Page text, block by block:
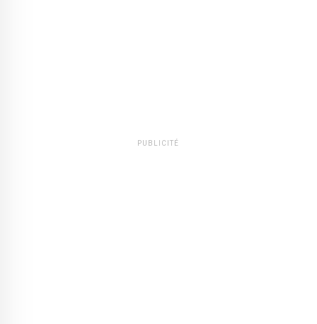
PUBLICITÉ